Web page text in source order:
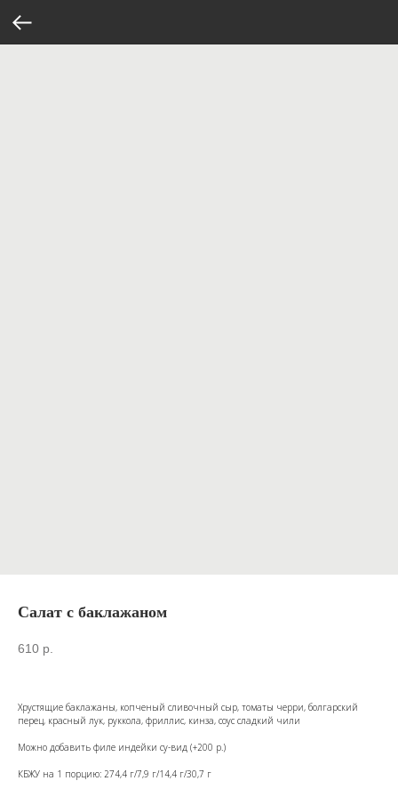
Салат с баклажаном
610 р.
Хрустящие баклажаны, копченый сливочный сыр, томаты черри, болгарский
перец, красный лук, руккола, фриллис, кинза, соус сладкий чили
Можно добавить филе индейки су-вид (+200 р.)
КБЖУ на 1 порцию: 274,4 г/7,9 г/14,4 г/30,7 г